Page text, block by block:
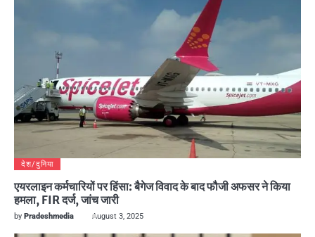
देश/दुनिया
एयरलाइन कर्मचारियों पर हिंसा: बैगेज विवाद के बाद फौजी अफसर ने किया
हमला, FIR दर्ज, जांच जारी
by Pradeshmedia August 3, 2025